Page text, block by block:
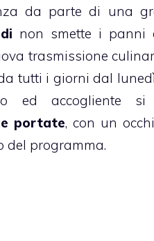
da parte di una
non smette i panni
trasmissione
tutti i giorni dal
ed accogliente si
portate, con un
del programma.